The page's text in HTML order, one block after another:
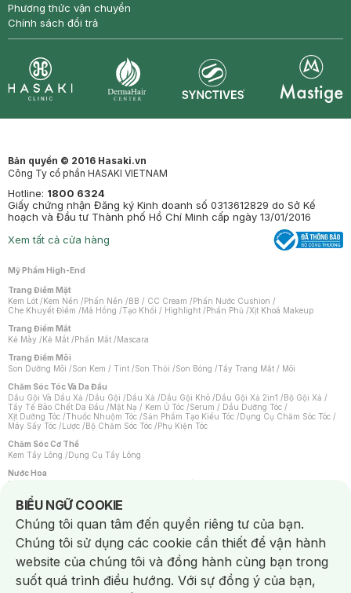
Phương thức vận chuyển
Chính sách đổi trả
Bản quyền © 2016 Hasaki.vn
Công Ty cổ phần HASAKI VIETNAM
Hotline: 1800 6324
Giấy chứng nhận Đăng ký Kinh doanh số 0313612829 do Sở Kế
hoạch và Đầu tư Thành phố Hồ Chí Minh cấp ngày 13/01/2016
Xem tất cả cửa hàng
Mỹ Phẩm High-End
Trang Điểm Mặt
Kem Lót /Kem Nền /Phấn Nền /BB / CC Cream /Phấn Nước Cushion /
Che Khuyết Điểm /Má Hồng /Tạo Khối / Highlight /Phấn Phủ /Xịt Khoá Makeup
Trang Điểm Mắt
Kẻ Mày /Kẻ Mắt /Phấn Mắt /Mascara
Trang Điểm Môi
Son Dưỡng Môi /Son Kem / Tint /Son Thỏi /Son Bóng /Tẩy Trang Mắt / Môi
Chăm Sóc Tóc Và Da Đầu
Dầu Gội Và Dầu Xả /Dầu Gội /Dầu Xả /Dầu Gội Khô /Dầu Gội Xả 2in1 /Bộ Gội Xả /
Tẩy Tế Bào Chết Da Đầu /Mặt Nạ / Kem Ủ Tóc /Serum / Dầu Dưỡng Tóc /
Xịt Dưỡng Tóc /Thuốc Nhuộm Tóc /Sản Phẩm Tạo Kiểu Tóc /Dụng Cụ Chăm Sóc Tóc /
Máy Sấy Tóc /Lược /Bộ Chăm Sóc Tóc /Phụ Kiện Tóc
Chăm Sóc Cơ Thể
Kem Tẩy Lông /Dụng Cụ Tẩy Lông
Nước Hoa
Nước Hoa Nữ
Chăm Sóc Cá Nhân
Chống Muỗi /Khẩu Trang /Máy Massage/Mặt Nạ Xông Hơi /Nước Rửa Tay/
Sản Phẩm Chăm Sóc Khác /Bàn Chải Đánh Răng /Bàn Chải Điện/
Hỗ Trợ Trắng Răng/Kem Đánh Răng /Máy Tăm Nước/ Nước Súc Miệng/
Tăm / Chỉ Nha Khoa/ Xịt Thơm Miệng / Dung Dịch Vệ Sinh/Dưỡng Vùng Kín/
Khăn Ướt Vệ Sinh Vùng Kín/Băng Vệ Sinh/Tampon/Bọt Cạo Râu /Dao Cạo Râu/
Máy Cạo Râu
Vấn Đề Về Da
BIỂU NGỮ COOKIE
Notice about cookies usage
Chúng tôi quan tâm đến quyền riêng tư của bạn.
Chúng tôi sử dụng các cookie cần thiết để vận hành
website của chúng tôi và đồng hành cùng bạn trong
suốt quá trình điều hướng. Với sự đồng ý của bạn,